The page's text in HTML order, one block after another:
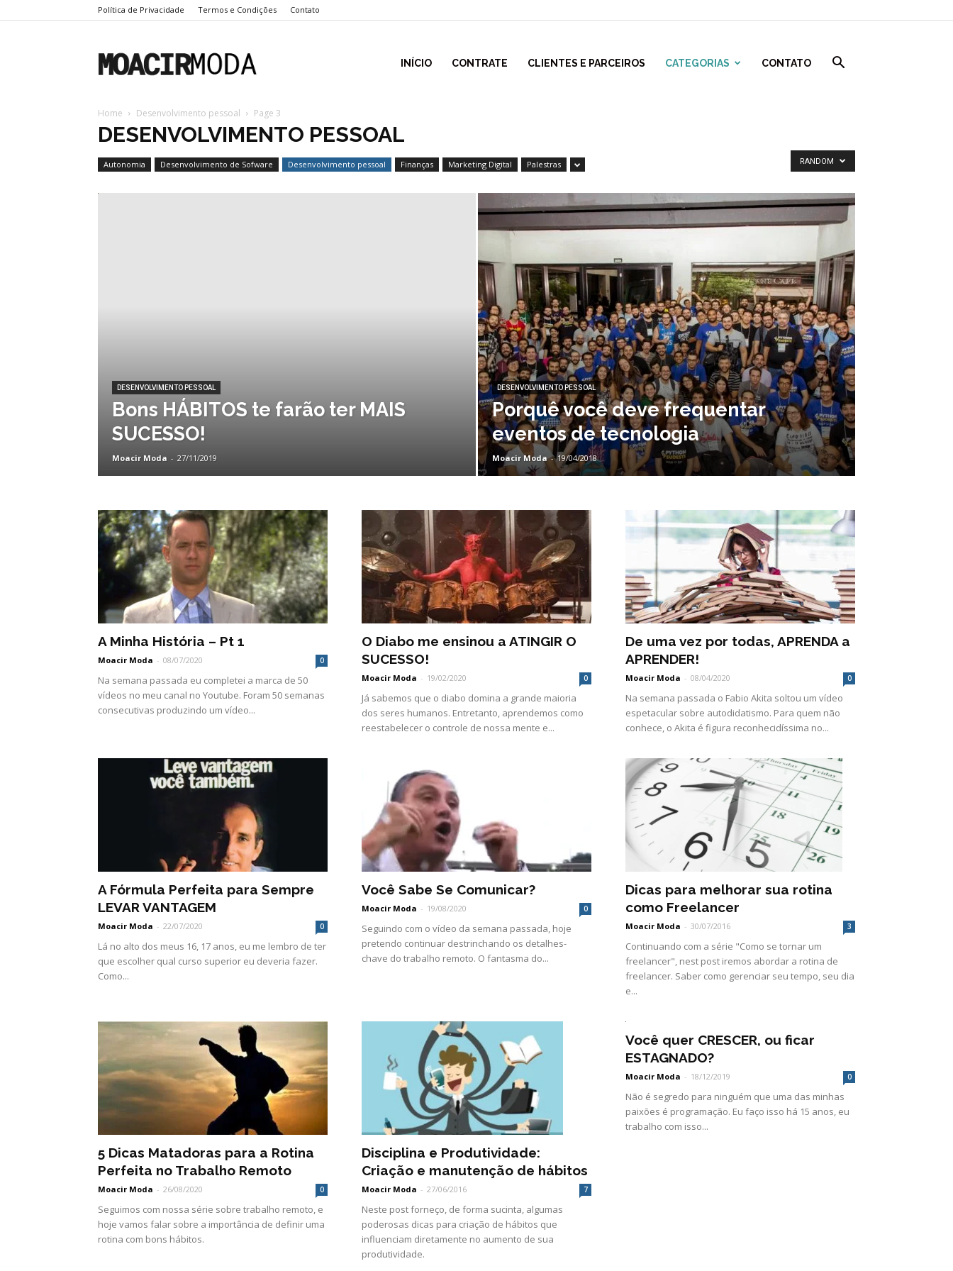
Política de Privacidade Termos e Condições Contato
Moda
INÍCIO CONTRATE CLIENTES E PARCEIROS CATEGORIAS CONTATO
Home Desenvolvimento pessoal Page 3
DESENVOLVIMENTO PESSOAL
Autonomia Desenvolvimento de Sofware Desenvolvimento pessoal Finanças Marketing Digital Palestras RANDOM
DESENVOLVIMENTO PESSOAL
Bons HÁBITOS te farão ter MAIS
SUCESSO!
Moacir Moda - 27/11/2019
DESENVOLVIMENTO PESSOAL
Porquê você deve frequentar
eventos de tecnologia
Moacir Moda - 19/04/2018
A Minha História – Pt 1
Moacir Moda - 08/07/2020 0
Na semana passada eu completei a marca de 50
vídeos no meu canal no Youtube. Foram 50 semanas
consecutivas produzindo um vídeo...
O Diabo me ensinou a ATINGIR O
SUCESSO!
Moacir Moda - 19/02/2020 0
Já sabemos que o diabo domina a grande maioria
dos seres humanos. Entretanto, aprendemos como
reestabelecer o controle de nossa mente e...
De uma vez por todas, APRENDA a
APRENDER!
Moacir Moda - 08/04/2020 0
Na semana passada o Fabio Akita soltou um vídeo
espetacular sobre autodidatismo. Para quem não
conhece, o Akita é figura reconhecidíssima no...
A Fórmula Perfeita para Sempre
LEVAR VANTAGEM
Moacir Moda - 22/07/2020 0
Lá no alto dos meus 16, 17 anos, eu me lembro de ter
que escolher qual curso superior eu deveria fazer.
Como...
Você Sabe Se Comunicar?
Moacir Moda - 19/08/2020 0
Seguindo com o vídeo da semana passada, hoje
pretendo continuar destrinchando os detalhes-
chave do trabalho remoto. O fantasma do...
Dicas para melhorar sua rotina
como Freelancer
Moacir Moda - 30/07/2016 3
Continuando com a série "Como se tornar um
freelancer", nest post iremos abordar a rotina de
freelancer. Saber como gerenciar seu tempo, seu dia
e...
5 Dicas Matadoras para a Rotina
Perfeita no Trabalho Remoto
Moacir Moda - 26/08/2020 0
Seguimos com nossa série sobre trabalho remoto, e
hoje vamos falar sobre a importância de definir uma
rotina com bons hábitos.
Disciplina e Produtividade:
Criação e manutenção de hábitos
Moacir Moda - 27/06/2016 7
Neste post forneço, de forma sucinta, algumas
poderosas dicas para criação de hábitos que
influenciam diretamente no aumento de sua
produtividade.
Você quer CRESCER, ou ficar
ESTAGNADO?
Moacir Moda - 18/12/2019 0
Não é segredo para ninguém que uma das minhas
paixões é programação. Eu faço isso há 15 anos, eu
trabalho com isso...